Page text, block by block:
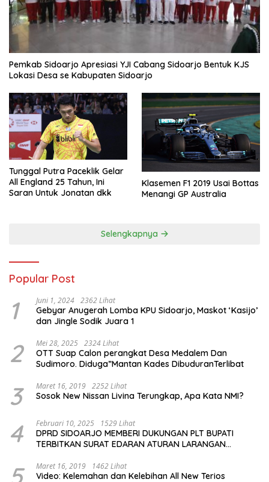
Pemkab Sidoarjo Apresiasi YJI Cabang Sidoarjo Bentuk KJS
Lokasi Desa se Kabupaten Sidoarjo
Tunggal Putra Paceklik Gelar
All England 25 Tahun, Ini
Saran Untuk Jonatan dkk
Klasemen F1 2019 Usai Bottas
Menangi GP Australia
Selengkapnya
Popular Post
1 Juni 1, 2024 2362 Lihat
Gebyar Anugerah Lomba KPU Sidoarjo, Maskot ‘Kasijo’
dan Jingle Sodik Juara 1
2 Mei 28, 2025 2324 Lihat
OTT Suap Calon perangkat Desa Medalem Dan
Sudimoro. Diduga”Mantan Kades DibuduranTerlibat
3 Maret 16, 2019 2252 Lihat
Sosok New Nissan Livina Terungkap, Apa Kata NMI?
4 Februari 10, 2025 1529 Lihat
DPRD SIDOARJO MEMBERI DUKUNGAN PLT BUPATI
TERBITKAN SURAT EDARAN ATURAN LARANGAN
KELUAR KOTA
Maret 16, 2019 1462 Lihat
Video: Kelemahan dan Kelebihan All New Terios